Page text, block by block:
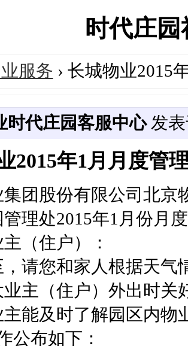
时代庄
服务 › 长城物业2015
时代庄园客服中心发表
2015年1月月度管
团股份有限公司北京
理处2015年1月份月
（住户）：
请您和家人根据天气
主（住户）外出时关
能及时了解园区内物
公布如下：